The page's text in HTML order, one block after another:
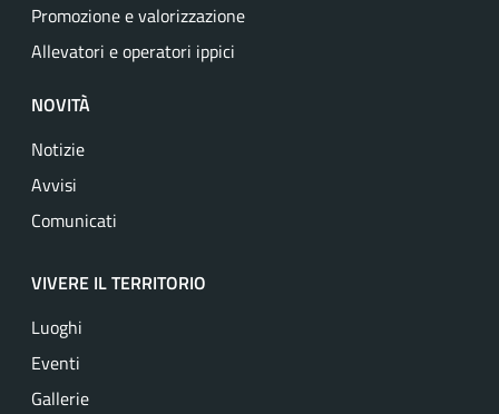
Promozione e valorizzazione
Allevatori e operatori ippici
NOVITÀ
Notizie
Avvisi
Comunicati
VIVERE IL TERRITORIO
Luoghi
Eventi
Gallerie